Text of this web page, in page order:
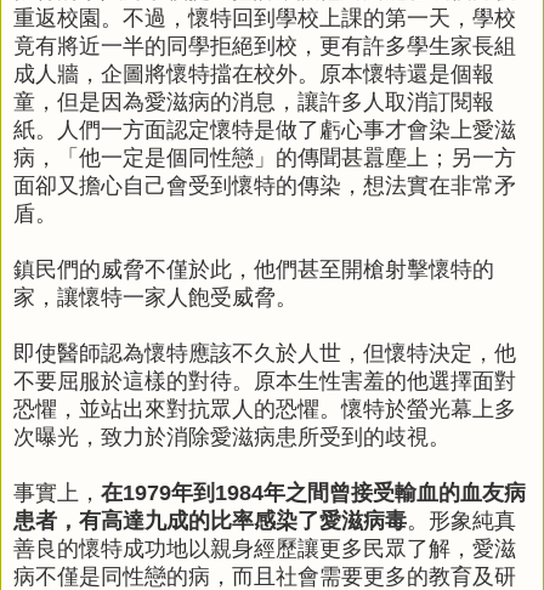
重返校園。不過，懷特回到學校上課的第一天，學校
竟有將近一半的同學拒絕到校，更有許多學生家長組
成人牆，企圖將懷特擋在校外。原本懷特還是個報
童，但是因為愛滋病的消息，讓許多人取消訂閱報
紙。人們一方面認定懷特是做了虧心事才會染上愛滋
病，「他一定是個同性戀」的傳聞甚囂塵上；另一方
面卻又擔心自己會受到懷特的傳染，想法實在非常矛
盾。
鎮民們的威脅不僅於此，他們甚至開槍射擊懷特的
家，讓懷特一家人飽受威脅。
即使醫師認為懷特應該不久於人世，但懷特決定，他
不要屈服於這樣的對待。原本生性害羞的他選擇面對
恐懼，並站出來對抗眾人的恐懼。懷特於螢光幕上多
次曝光，致力於消除愛滋病患所受到的歧視。
事實上， 在1979年到1984年之間曾接受輸血的血友病
患者，有高達九成的比率感染了愛滋病毒。形象純真
善良的懷特成功地以親身經歷讓更多民眾了解，愛滋
病不僅是同性戀的病，而且社會需要更多的教育及研